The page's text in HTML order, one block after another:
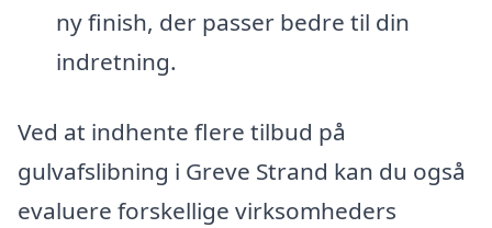
ny finish, der passer bedre til din
indretning.
Ved at indhente flere tilbud på
gulvafslibning i Greve Strand kan du også
evaluere forskellige virksomheders